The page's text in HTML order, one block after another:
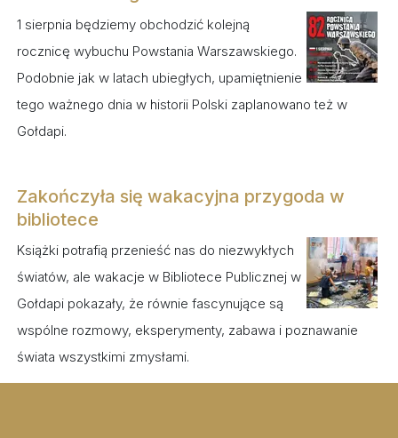
1 sierpnia będziemy obchodzić kolejną
rocznicę wybuchu Powstania Warszawskiego.
Podobnie jak w latach ubiegłych, upamiętnienie
tego ważnego dnia w historii Polski zaplanowano też w
Gołdapi.
Zakończyła się wakacyjna przygoda w
bibliotece
Książki potrafią przenieść nas do niezwykłych
światów, ale wakacje w Bibliotece Publicznej w
Gołdapi pokazały, że równie fascynujące są
wspólne rozmowy, eksperymenty, zabawa i poznawanie
świata wszystkimi zmysłami.